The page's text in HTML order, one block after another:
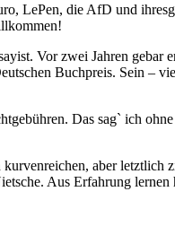
LePen, die AfD und
Vor zwei Jahren
Buchpreis. Sein –
Das sagˋ ich
aber
Aus Erfahrung